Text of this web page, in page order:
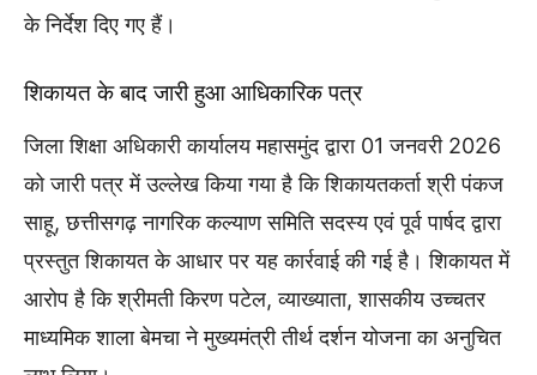
के निर्देश दिए गए हैं।
शिकायत के बाद जारी हुआ आधिकारिक पत्र
जिला शिक्षा अधिकारी कार्यालय महासमुंद द्वारा 01 जनवरी 2026
को जारी पत्र में उल्लेख किया गया है कि शिकायतकर्ता श्री पंकज
साहू, छत्तीसगढ़ नागरिक कल्याण समिति सदस्य एवं पूर्व पार्षद द्वारा
प्रस्तुत शिकायत के आधार पर यह कार्रवाई की गई है। शिकायत में
आरोप है कि श्रीमती किरण पटेल, व्याख्याता, शासकीय उच्चतर
माध्यमिक शाला बेमचा ने मुख्यमंत्री तीर्थ दर्शन योजना का अनुचित